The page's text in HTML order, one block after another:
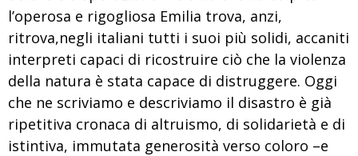
l’operosa e rigogliosa Emilia trova, anzi,
ritrova,negli italiani tutti i suoi più solidi, accaniti
interpreti capaci di ricostruire ciò che la violenza
della natura è stata capace di distruggere. Oggi
che ne scriviamo e descriviamo il disastro è già
ripetitiva cronaca di altruismo, di solidarietà e di
istintiva, immutata generosità verso coloro –e